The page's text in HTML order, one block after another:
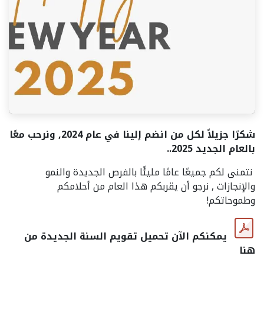
شكرًا جزيلاً لكل من انضم إلينا في عام 2024, ونرحب معًا
بالعام الجديد 2025..
نتمنى لكم جميعًا عامًا مليئًا بالفرص الجديدة والنمو
والإنجازات , نرجو أن يقربكم هذا العام من أحلامكم
وطموحاتكم!
يمكنكم الآن تحميل تقويم السنة الجديدة من
هنا